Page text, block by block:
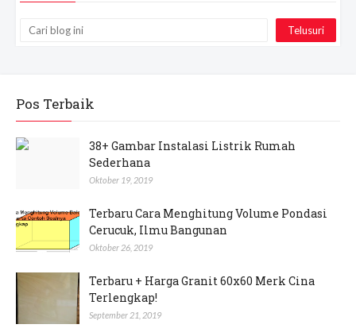
Pos Terbaik
38+ Gambar Instalasi Listrik Rumah
Sederhana
Oktober 19, 2019
Terbaru Cara Menghitung Volume Pondasi
Cerucuk, Ilmu Bangunan
Oktober 26, 2019
Terbaru + Harga Granit 60x60 Merk Cina
Terlengkap!
September 21, 2019